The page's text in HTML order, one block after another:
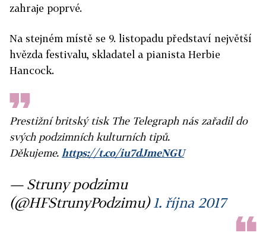
zahraje poprvé.
Na stejném místě se 9. listopadu představí největší
hvězda festivalu, skladatel a pianista Herbie
Hancock.
Prestižní britský tisk The Telegraph nás zařadil do
svých podzimních kulturních tipů.
Děkujeme. https://t.co/iu7dJmeNGU
— Struny podzimu
(@HFStrunyPodzimu) 1. října 2017